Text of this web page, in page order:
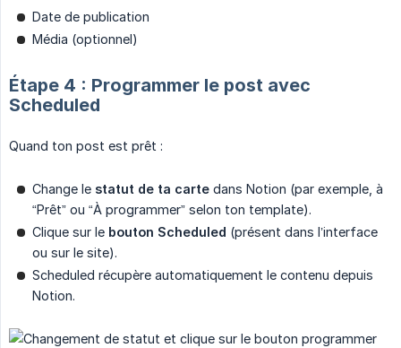
Date de publication
Média (optionnel)
Étape 4 : Programmer le post avec
Scheduled
Quand ton post est prêt :
Change le statut de ta carte dans Notion (par exemple, à
“Prêt” ou “À programmer” selon ton template).
Clique sur le bouton Scheduled (présent dans l’interface
ou sur le site).
Scheduled récupère automatiquement le contenu depuis
Notion.